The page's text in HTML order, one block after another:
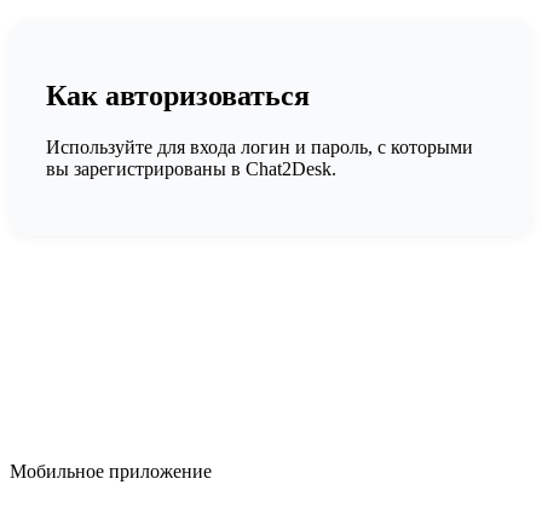
Как авторизоваться
Используйте для входа логин и пароль, с которыми
вы зарегистрированы в Chat2Desk.
Мобильное приложение